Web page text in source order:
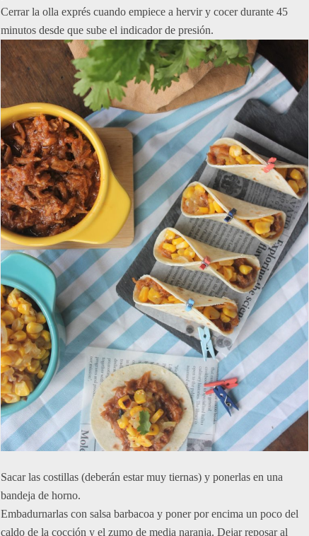
Cerrar la olla exprés cuando empiece a hervir y cocer durante 45
minutos desde que sube el indicador de presión.
Sacar las costillas (deberán estar muy tiernas) y ponerlas en una
bandeja de horno.
Embadurnarlas con salsa barbacoa y poner por encima un poco del
caldo de la cocción y el zumo de media naranja. Dejar reposar al